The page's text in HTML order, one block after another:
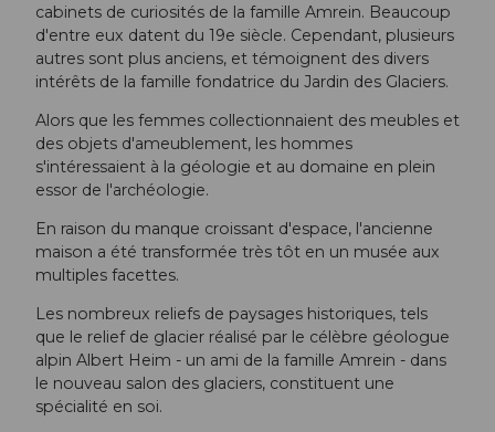
cabinets de curiosités de la famille Amrein. Beaucoup
d'entre eux datent du 19e siècle. Cependant, plusieurs
autres sont plus anciens, et témoignent des divers
intérêts de la famille fondatrice du Jardin des Glaciers.
Alors que les femmes collectionnaient des meubles et
des objets d'ameublement, les hommes
s'intéressaient à la géologie et au domaine en plein
essor de l'archéologie.
En raison du manque croissant d'espace, l'ancienne
maison a été transformée très tôt en un musée aux
multiples facettes.
Les nombreux reliefs de paysages historiques, tels
que le relief de glacier réalisé par le célèbre géologue
alpin Albert Heim - un ami de la famille Amrein - dans
le nouveau salon des glaciers, constituent une
spécialité en soi.